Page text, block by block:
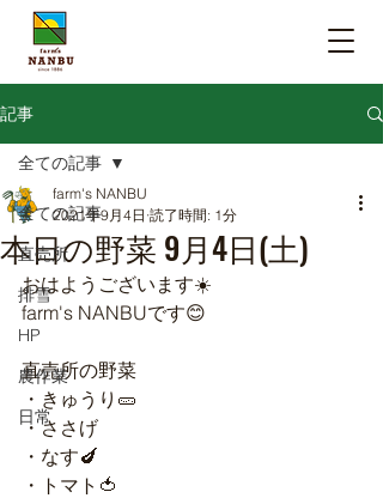
記事
全ての記事
直売所
排雪
HP
農作業
日常
全ての記事
本日の野菜 9月4日(土)
farm's NANBU
2021年9月4日 読了時間: 1分
おはようございます☀️
farm's NANBUです😊
直売所の野菜
・きゅうり🥒
・ささげ
・なす🍆
・トマト🍅